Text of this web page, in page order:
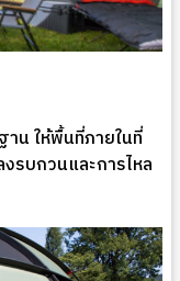
น ให้พื้นที่ภายในที่
รบกวนและการไหล